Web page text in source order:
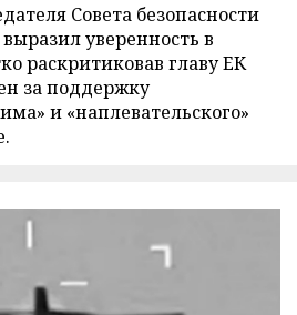
Совета безопасности
уверенность в
раскритиковав главу ЕК
за поддержку
и «наплевательского»